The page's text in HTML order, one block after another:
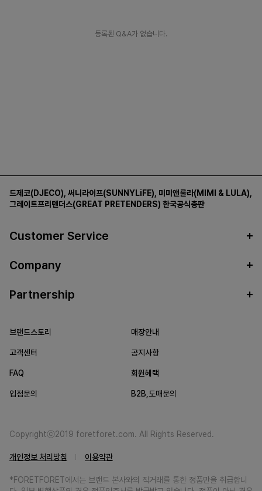
등록된 Q&A가 없습니다.
드제코(DJECO) 써니라이프(SUNNYLiFE) 미미앤룰라(MIMI & LULA)
그레이트프리텐더스(GREAT PRETENDERS) 한국공식총판
Customer Service
Company
Partnership
브랜드스토리 매장안내
고객센터 공지사항
FAQ 회원혜택
입점문의 B2B,도매문의
Copyrightⓒ2019 foretforet.com. All Rights Reserved.
개인정보 처리방침 이용약관
*FORETFORET에서는 브랜드 본사와의 직거래를 통한 정품만을 취급합니